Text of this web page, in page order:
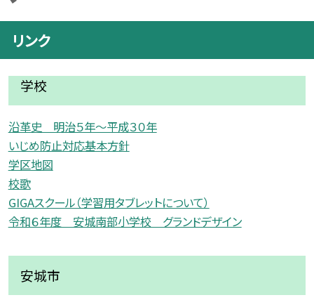
リンク
学校
沿革史 明治５年〜平成３０年
いじめ防止対応基本方針
学区地図
校歌
GIGAスクール（学習用タブレットについて）
令和６年度 安城南部小学校 グランドデザイン
安城市